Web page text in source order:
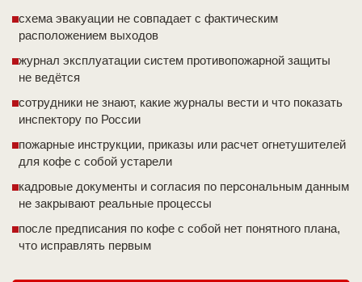
схема эвакуации не совпадает с фактическим
расположением выходов
журнал эксплуатации систем противопожарной защиты
не ведётся
сотрудники не знают, какие журналы вести и что показать
инспектору по России
пожарные инструкции, приказы или расчет огнетушителей
для кофе с собой устарели
кадровые документы и согласия по персональным данным
не закрывают реальные процессы
после предписания по кофе с собой нет понятного плана,
что исправлять первым